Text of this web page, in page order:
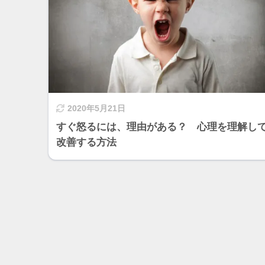
2020年5月21日
すぐ怒るには、理由がある？ 心理を理解し
改善する方法